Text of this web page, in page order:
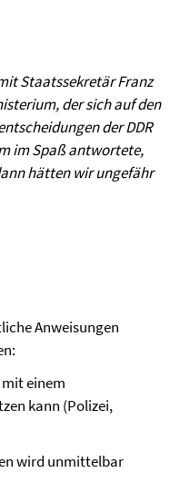
Staatssekretär Franz
der sich auf den
der DDR
im Spaß antwortete,
hätten wir ungefähr
Anweisungen
einem
kann (Polizei,
wird unmittelbar